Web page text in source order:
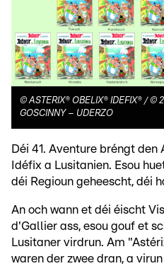
©ASTERIX® OBELIX® IDEFIX® / ©
GOSCINNY – UDERZO
Déi 41. Aventure bréngt
Idéfix a Lusitanien. Esou
déi Regioun geheescht, déi
An och wann et déi éischt
d'Gallier ass, esou gouf et
Lusitaner virdrun. Am
waren der zwee dran, a